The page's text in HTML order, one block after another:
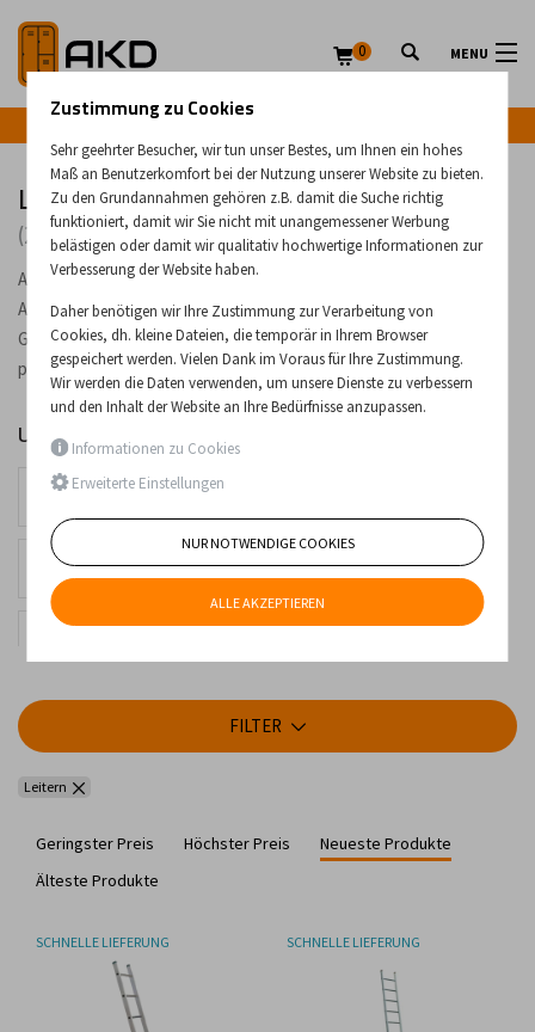
MENU
0
Leitern
(24 Produkte)
Aluminium- und Holzleitern. In unserem Angebot finden Sie
Aluminium-Stehleitern, Mehrzweckleitern, Schiebeleitern und
Gelenkleitern sowie Holzleitern. Die Leitern sind auch für den
professionellen Einsatz geeignet.
Unterkategorien
Einteilige
Leitern
Dreiteilige Aluminium-
Aluminium-Gelenkleitern
FILTER
Leitern
Geringster Preis Höchster Preis
Neueste Produkte
Älteste Produkte
SCHNELLE LIEFERUNG SCHNELLE LIEFERUNG
Zustimmung zu Cookies
Sehr geehrter Besucher, wir tun unser Bestes, um Ihnen ein hohes
Maß an Benutzerkomfort bei der Nutzung unserer Website zu bieten.
Zu den Grundannahmen gehören z.B. damit die Suche richtig
funktioniert, damit wir Sie nicht mit unangemessener Werbung
belästigen oder damit wir qualitativ hochwertige Informationen zur
Verbesserung der Website haben.
Daher benötigen wir Ihre Zustimmung zur Verarbeitung von
Cookies, dh. kleine Dateien, die temporär in Ihrem Browser
gespeichert werden. Vielen Dank im Voraus für Ihre Zustimmung.
Wir werden die Daten verwenden, um unsere Dienste zu verbessern
und den Inhalt der Website an Ihre Bedürfnisse anzupassen.
Informationen zu Cookies
Erweiterte Einstellungen
NUR NOTWENDIGE COOKIES
ALLE AKZEPTIEREN